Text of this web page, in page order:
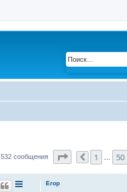
532 сообщения Страница54 из
Пред.
1 50
Егор